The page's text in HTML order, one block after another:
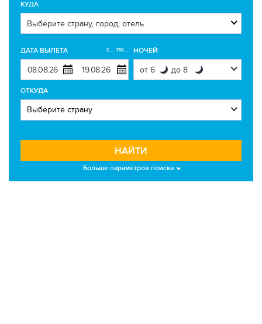
КУДА
ДАТА ВЫЛЕТА с... по... НОЧЕЙ
ОТКУДА
НАЙТИ
Больше параметров поиска